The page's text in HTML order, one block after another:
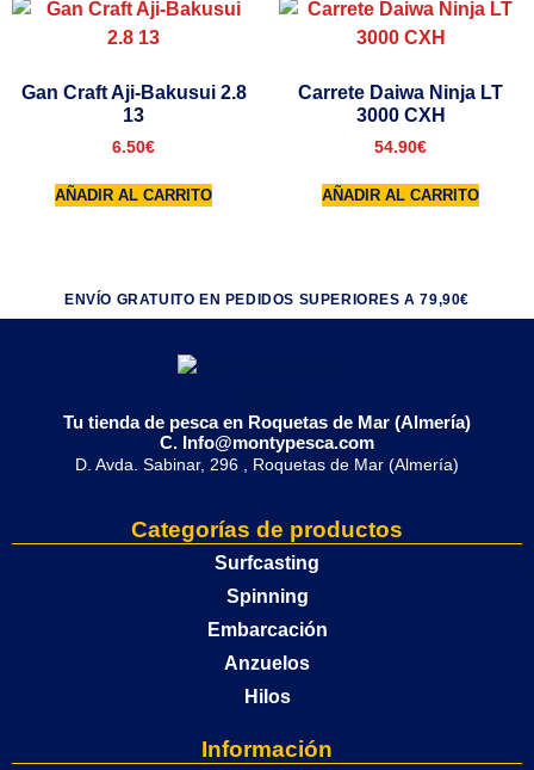
Gan Craft Aji-Bakusui 2.8
13
6.50€
AÑADIR AL CARRITO
Carrete Daiwa Ninja LT
3000 CXH
54.90€
AÑADIR AL CARRITO
ENVÍO GRATUITO EN PEDIDOS SUPERIORES A 79,90€
Tu tienda de pesca en Roquetas de Mar (Almería)
C. Info@montypesca.com
D. Avda. Sabinar, 296 , Roquetas de Mar (Almería)
Categorías de productos
Surfcasting
Spinning
Embarcación
Anzuelos
Hilos
Información